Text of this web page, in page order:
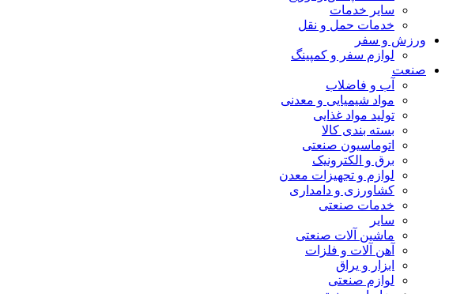
سایر خدمات
خدمات حمل و نقل
ورزش و سفر
لوازم سفر و کمپینگ
صنعت
آب و فاضلاب
مواد شیمیایی و معدنی
تولید مواد غذایی
بسته بندی کالا
اتوماسیون صنعتی
برق و الکترونیک
لوازم و تجهیزات معدن
کشاورزی و دامداری
خدمات صنعتی
سایر
ماشین آلات صنعتی
آهن آلات و فلزات
ابزار و یراق
لوازم صنعتی